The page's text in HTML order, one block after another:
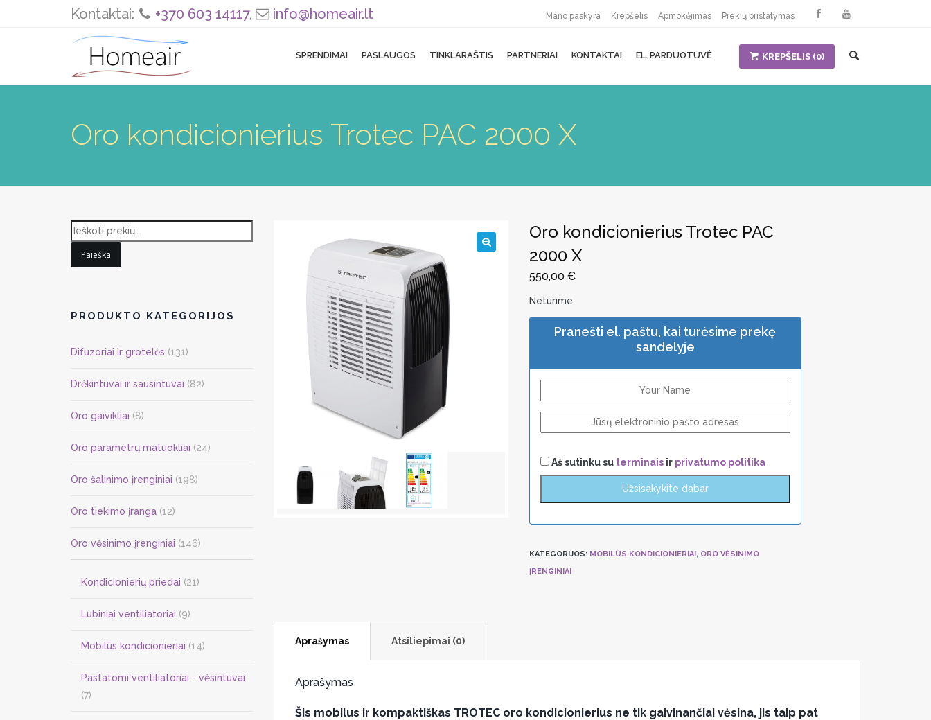
Kontaktai: +370 603 14117, info@homeair.lt Mano paskyra Krepšelis Apmokėjimas Prekių pristatymas
SPRENDIMAI PASLAUGOS TINKLARAŠTIS PARTNERIAI KONTAKTAI EL. PARDUOTUVĖ KREPŠELIS (0)
Oro kondicionierius Trotec PAC 2000 X
Oro kondicionierius Trotec PAC
2000 X
550,00 €
Neturime
Pranešti el. paštu, kai turėsime prekę
sandelyje
Aš sutinku su terminais ir privatumo politika
KATEGORIJOS: MOBILŪS KONDICIONIERIAI, ORO VĖSINIMO
ĮRENGINIAI
Aprašymas Atsiliepimai (0)
Aprašymas
Šis mobilus ir kompaktiškas TROTEC oro kondicionierius ne tik gaivinančiai vėsina, jis taip pat
Paieška
PRODUKTO KATEGORIJOS
Difuzoriai ir grotelės (131)
Drėkintuvai ir sausintuvai (82)
Oro gaivikliai (8)
Oro parametrų matuokliai (24)
Oro šalinimo įrenginiai (198)
Oro tiekimo įranga (12)
Oro vėsinimo įrenginiai (146)
Kondicionierių priedai (21)
Lubiniai ventiliatoriai (9)
Mobilūs kondicionieriai (14)
Pastatomi ventiliatoriai - vėsintuvai
(7)